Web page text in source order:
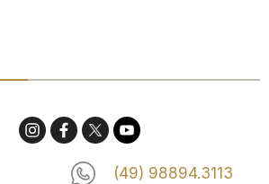
(49) 98894.3113